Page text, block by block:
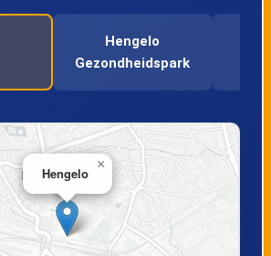
Hengelo
Gezondheidspark
Hengelo
×